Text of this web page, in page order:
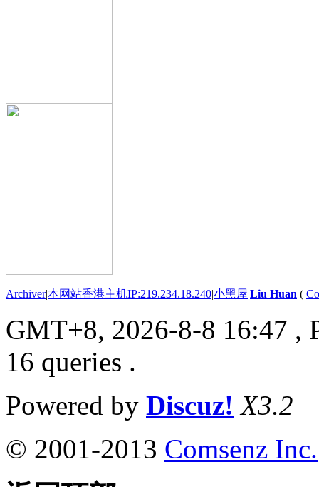
Archiver|本网站香港主机IP:219.234.18.240|小黑屋|Liu Huan (
GMT+8, 2026-8-8 16:47 ,
16 queries .
Powered by Discuz! X3.2
© 2001-2013 Comsenz Inc.